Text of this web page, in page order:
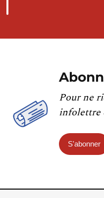
Pour ne
infolettre
S'abonner